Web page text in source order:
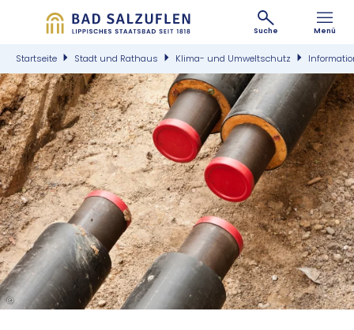
Suche Menü
Startseite Stadt und Rathaus Klima- und Umweltschutz
©